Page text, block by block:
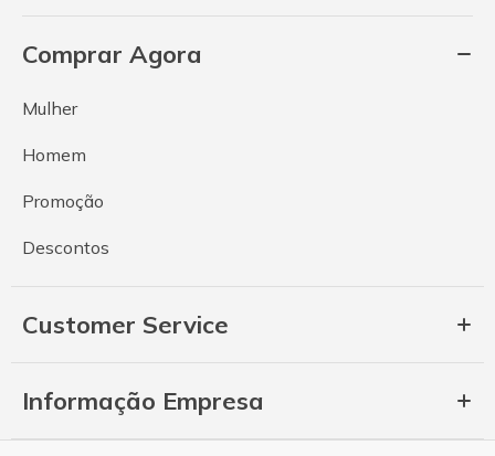
Comprar Agora
Mulher
Homem
Promoção
Descontos
Customer Service
Informação Empresa